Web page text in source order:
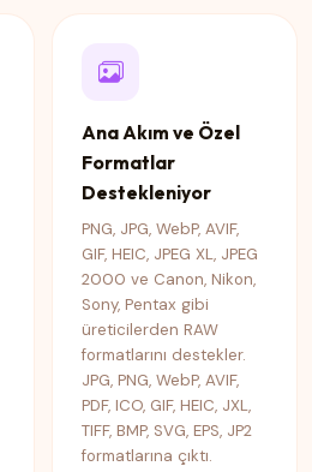
Ana Akım ve Özel
Formatlar
Destekleniyor
PNG, JPG, WebP, AVIF,
GIF, HEIC, JPEG XL, JPEG
2000 ve Canon, Nikon,
Sony, Pentax gibi
üreticilerden RAW
formatlarını destekler.
JPG, PNG, WebP, AVIF,
PDF, ICO, GIF, HEIC, JXL,
TIFF, BMP, SVG, EPS, JP2
formatlarına çıktı.